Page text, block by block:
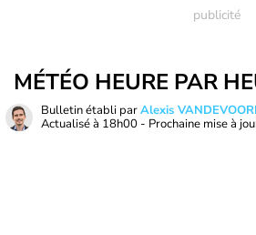
MÉTÉO HEURE PAR
Bulletin établi parAlexis
Actualisé à 18h00 - Prochaine mise à